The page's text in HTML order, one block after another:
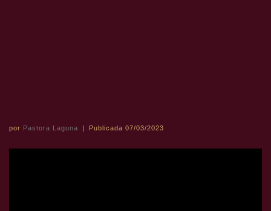
por Pastora Laguna | Publicada 07/03/2023